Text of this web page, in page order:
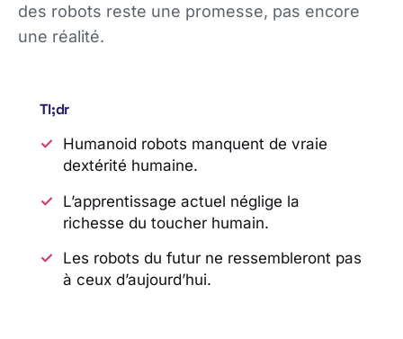
des robots reste une promesse, pas encore
une réalité.
Tl;dr
Humanoid robots manquent de vraie
dextérité humaine.
L’apprentissage actuel néglige la
richesse du toucher humain.
Les robots du futur ne ressembleront pas
à ceux d’aujourd’hui.